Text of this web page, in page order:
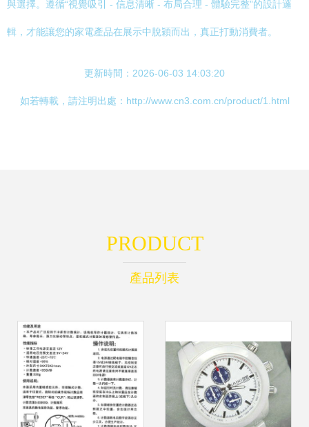
與選擇。遵循“視覺吸引 - 信息清晰 - 布局合理 - 體驗完整”的設計邏
輯，才能讓您的家電產品在展示中脫穎而出，真正打動消費者。
更新時間：2026-06-03 14:03:20
如若轉載，請注明出處：http://www.cn3.com.cn/product/1.html
PRODUCT
產品列表